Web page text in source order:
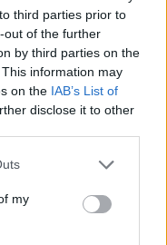
third parties prior to
out of the further
by third parties on the
information may
on the IAB’s List of
disclose it to other
one or more Google
You may click to
third-party tags to
in below Google
my
un trend
globale dei
ma
persiste, è
fissodi latte fino